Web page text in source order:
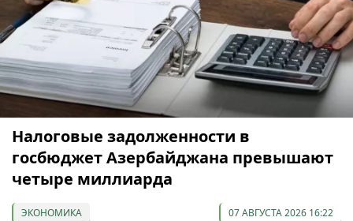
Налоговые задолженности в
госбюджет Азербайджана превышают
четыре миллиарда
ЭКОНОМИКА 07 АВГУСТА 2026 16:22